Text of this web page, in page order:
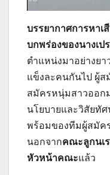
บรรยากาศการหาเ
บกพร่องของนางเ
ตำแหน่งมาอย่างย
แข็งละคนกันไป ผู้ส
สมัครหนุ่มสาวออก
นโยบายและวิสัยทั
พร้อมของทีมผู้สมัค
นอกจากคณะลูกนเ
หัวหน้าคณะแล้ว